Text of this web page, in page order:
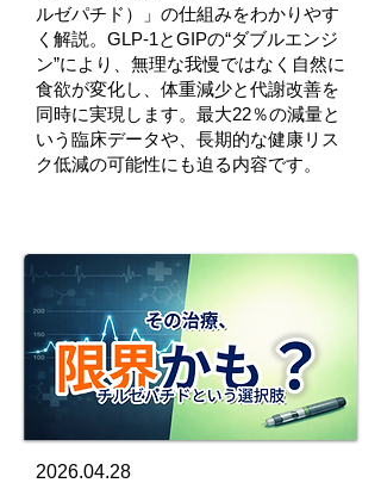
ルゼパチド）」の仕組みをわかりやす
く解説。GLP-1とGIPの“ダブルエンジ
ン”により、無理な我慢ではなく自然に
食欲が変化し、体重減少と代謝改善を
同時に実現します。最大22％の減量と
いう臨床データや、長期的な健康リス
ク低減の可能性にも迫る内容です。
2026.04.28